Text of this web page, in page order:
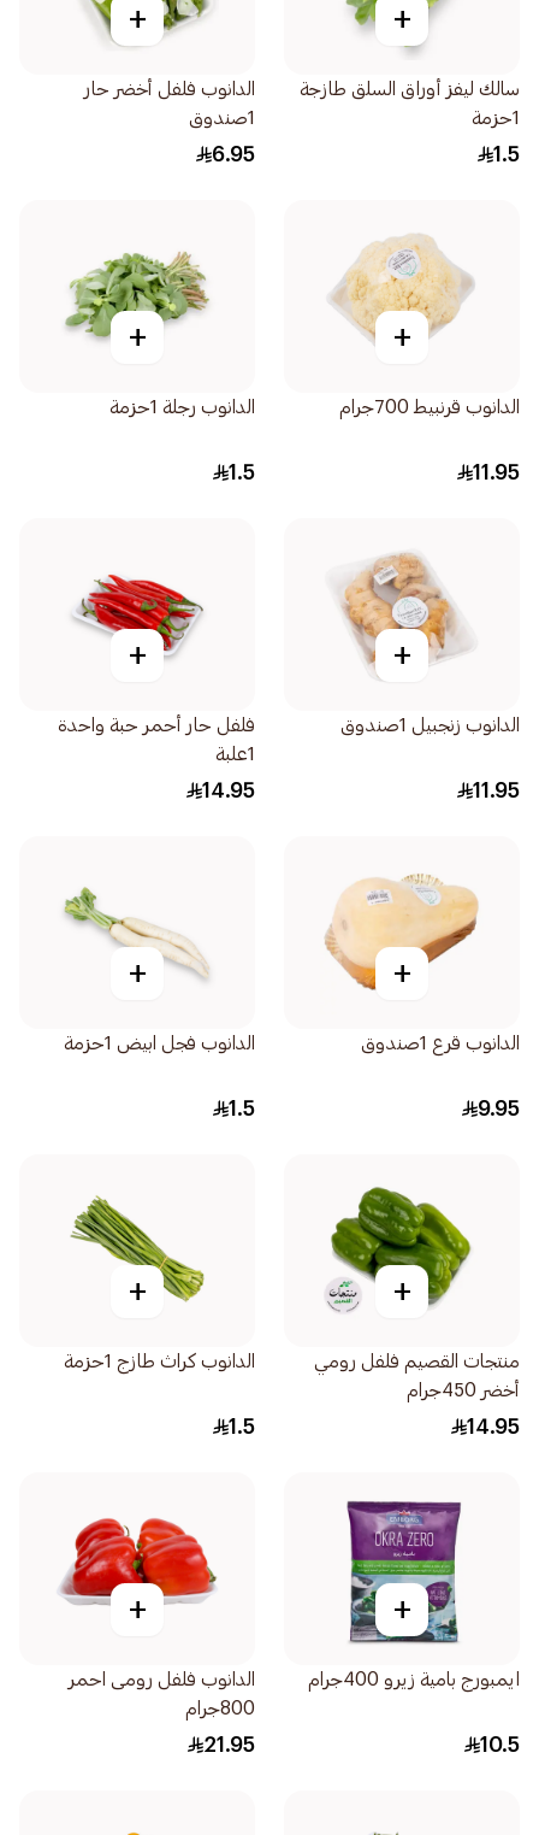
+
سالك ليفز أوراق السلق طازجة
1حزمة
1.5
+
الدانوب فلفل أخضر حار
1صندوق
6.95
+
الدانوب قرنبيط 700جرام
11.95
+
الدانوب رجلة 1حزمة
1.5
+
الدانوب زنجبيل 1صندوق
11.95
+
فلفل حار أحمر حبة واحدة
1علبة
14.95
+
الدانوب قرع 1صندوق
9.95
+
الدانوب فجل ابيض 1حزمة
1.5
+
منتجات القصيم فلفل رومي
أخضر 450جرام
14.95
+
الدانوب كراث طازج 1حزمة
1.5
+
ايمبورج بامية زيرو 400جرام
10.5
+
الدانوب فلفل رومى احمر
800جرام
21.95